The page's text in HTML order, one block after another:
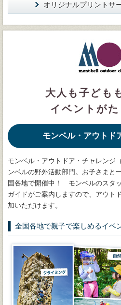
オリジナルプリントサ
大人も子ども
イベントがた
モンベル・アウトド
モンベル・アウトドア・チャレンジ
ンベルの野外活動部門。お子さまと
国各地で開催中！ モンベルのスタ
ガイドがご案内しますので、アウト
加いただけます。
全国各地で親子で楽しめるイベ